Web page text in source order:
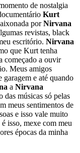
de nostalgia
Kurt
porNirvana
revistas, black
escritório. Nirvana
que Kurt tenha
começado a ouvir
Meus amigos
garagem e até quando
a Nirvana
das músicas só pelas
meus sentimentos de
e isso vale muito
isso, mexe com meu
épocas da minha